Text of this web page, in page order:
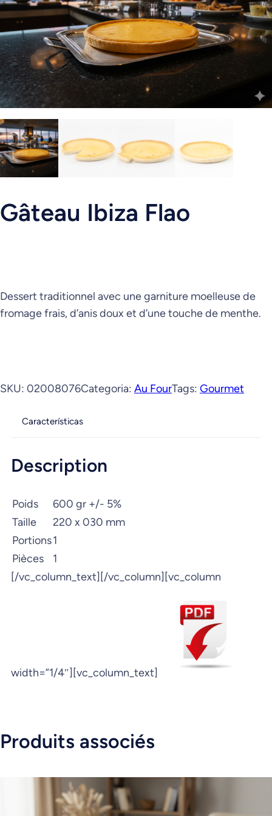
Gâteau Ibiza Flao
Dessert traditionnel avec une garniture moelleuse de
fromage frais, d’anis doux et d’une touche de menthe.
SKU: 02008076Categoria: Au FourTags: Gourmet
Características
Description
Poids
600 gr +/- 5%
Taille
220 x 030 mm
Portions1
Pièces
1
[/vc_column_text][/vc_column][vc_column
width=”1/4″][vc_column_text]
Produits associés